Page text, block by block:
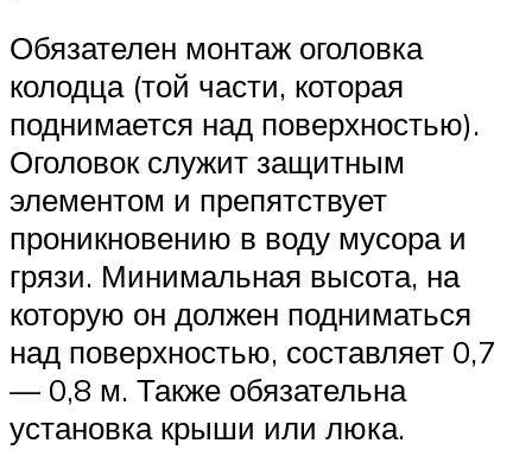
Обязателен монтаж оголовка
колодца (той части, которая
поднимается над поверхностью).
Оголовок служит защитным
элементом и препятствует
проникновению в воду мусора и
грязи. Минимальная высота, на
которую он должен подниматься
над поверхностью, составляет 0,7
— 0,8 м. Также обязательна
установка крыши или люка.